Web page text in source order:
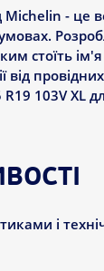
Michelin - це
стоїть
103V XL
і
варто